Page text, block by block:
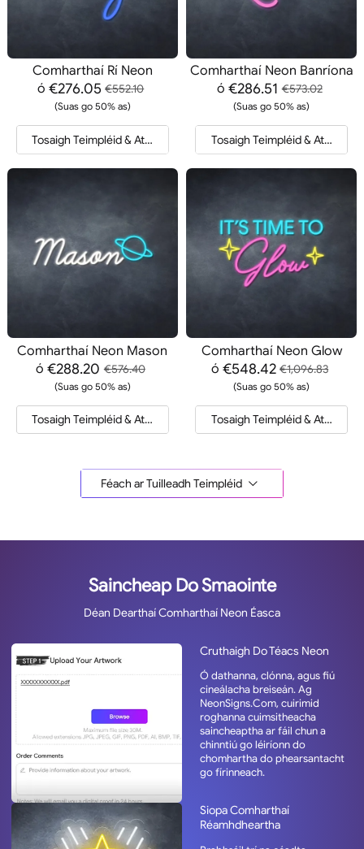
Comharthaí Rí Neon
ó €276.05 €552.10
(Suas go 50% as)
Tosaigh Teimpléid & Athfhriotail
Comharthaí Neon Banríona
ó€286.51 €573.02
(Suas go 50% as)
Tosaigh Teimpléid &
Comharthaí Neon Mason
ó€288.20 €576.40
(Suas go 50% as)
Tosaigh Teimpléid & Athfhriotail
Comharthaí Neon Glow
ó €548.42 €1,096.83
(Suas go 50% as)
Tosaigh Teimpléid &
Féach ar Tuilleadh Teimpléid
Saincheap Do Smaointe
Déan Dearthaí Comharthaí Neon Éasca
Cruthaigh Do Téacs Neon
Ó dathanna, clónna, agus fiú
cineálacha breiseán. Ag
NeonSigns.Com, cuirimid
roghanna cuimsitheacha
saincheaptha ar fáil chun a
chinntiú go léiríonn do
chomhartha do phearsantacht
go fírinneach.
Siopa Comharthaí
Réamhdheartha